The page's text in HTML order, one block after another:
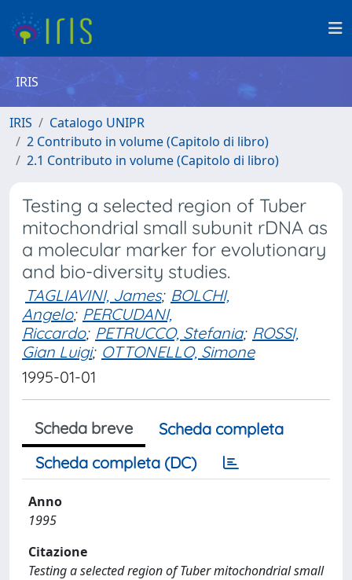
IRIS
IRIS
Catalogo UNIPR
2 Contributo in volume (Capitolo di libro)
2.1 Contributo in volume (Capitolo di libro)
Testing a selected region of Tuber
mitochondrial small subunit rDNA as
a molecular marker for evolutionary
and bio-diversity studies.
TAGLIAVINI, James; BOLCHI,
Angelo; PERCUDANI,
Riccardo; PETRUCCO, Stefania; ROSSI,
Gian Luigi; OTTONELLO, Simone
1995-01-01
Scheda breve
Scheda completa
Scheda completa (DC)
Anno
1995
Citazione
Testing a selected region of Tuber mitochondrial small